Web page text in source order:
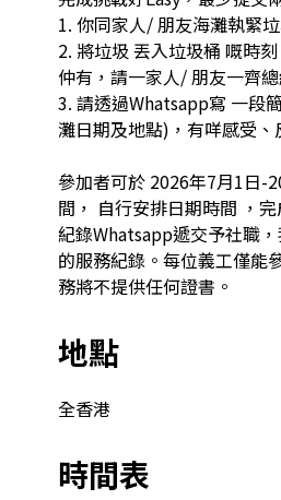
1. 你同家人/ 朋友海灘執緊
2. 將垃圾 丟入垃圾桶 嘅時刻
仲有，請一家人/ 朋友一齊
3. 請透過Whatsapp寫 一段
灘日期及地點)，有咩感受、
參加者可於 2026年7月1日-
間， 自行安排日期時間 ，
紀錄Whatsapp遞交予社職
的服務紀錄。每位義工僅能
地點
全香港
時間表